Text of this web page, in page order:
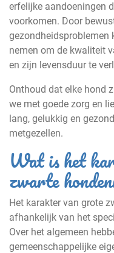
erfelijke aandoeningen
voorkomen. Door
gezondheidsproblemen
nemen om de kwaliteit
en zijn levensduur te
Onthoud dat elke hond
we met goede zorg en
lang, gelukkig en
metgezellen.
Wat is het
zwarte
Het karakter van grote
afhankelijk van het
Over het algemeen
gemeenschappelijke